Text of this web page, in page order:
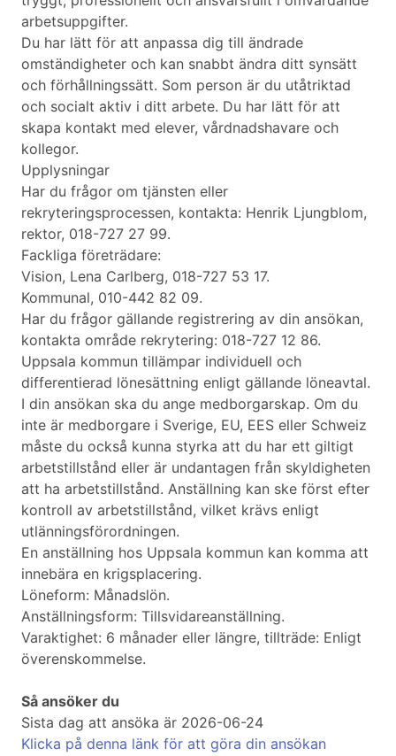
arbetsuppgifter.
Du har lätt för att anpassa dig till ändrade
omständigheter och kan snabbt ändra ditt synsätt
och förhållningssätt. Som person är du utåtriktad
och socialt aktiv i ditt arbete. Du har lätt för att
skapa kontakt med elever, vårdnadshavare och
kollegor.
Upplysningar
Har du frågor om tjänsten eller
rekryteringsprocessen, kontakta: Henrik Ljungblom,
rektor, 018-727 27 99.
Fackliga företrädare:
Vision, Lena Carlberg, 018-727 53 17.
Kommunal, 010-442 82 09.
Har du frågor gällande registrering av din ansökan,
kontakta område rekrytering: 018-727 12 86.
Uppsala kommun tillämpar individuell och
differentierad lönesättning enligt gällande löneavtal.
I din ansökan ska du ange medborgarskap. Om du
inte är medborgare i Sverige, EU, EES eller Schweiz
måste du också kunna styrka att du har ett giltigt
arbetstillstånd eller är undantagen från skyldigheten
att ha arbetstillstånd. Anställning kan ske först efter
kontroll av arbetstillstånd, vilket krävs enligt
utlänningsförordningen.
En anställning hos Uppsala kommun kan komma att
innebära en krigsplacering.
Löneform: Månadslön.
Anställningsform: Tillsvidareanställning.
Varaktighet: 6 månader eller längre, tillträde: Enligt
överenskommelse.
Så ansöker du
Sista dag att ansöka är 2026-06-24
Klicka på denna länk för att göra din ansökan